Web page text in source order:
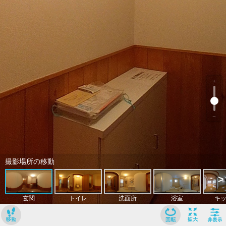
撮影場所の移動
玄関 トイレ 洗面所 浴室 キ
>
﹢
﹣